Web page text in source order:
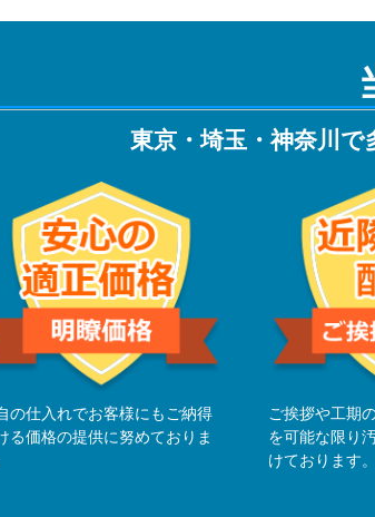
東京・埼玉・神奈川で
の仕入れでお客様にもご納得
る価格の提供に努めておりま
ご挨拶や工期
を可能な限り
けております。